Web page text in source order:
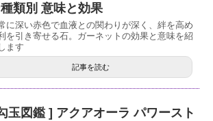
類別 意味と効果
に深い赤色で血液との関わりが深く、絆を高め
を引き寄せる石。ガーネットの効果と意味を紹
ます
記事を読む
玉図鑑 ] アクアオーラ パワースト